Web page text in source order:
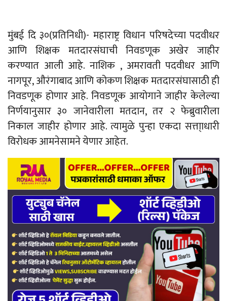
मुंबई दि ३०(प्रतिनिधी)- महाराष्ट्र विधान परिषदेच्या पदवीधर
आणि शिक्षक मतदारसंघाची निवडणूक अखेर जाहीर
करण्यात आली आहे. नाशिक , अमरावती पदवीधर आणि
नागपूर, औरंगाबाद आणि कोकण शिक्षक मतदारसंघासाठी ही
निवडणूक होणार आहे. निवडणूक आयोगाने जाहीर केलेल्या
निर्णयानुसार ३० जानेवारीला मतदान, तर २ फेब्रुवारीला
निकाल जाहीर होणार आहे. त्यामुळे पुन्हा एकदा सत्ता्ाधारी
विरोधक आमनेसामने येणार आहेत.